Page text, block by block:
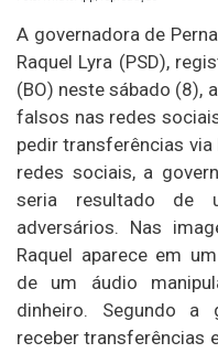
A governadora de
Raquel Lyra (PSD),
(BO) neste sábado (8),
falsos nas redes
pedir transferências via
redes sociais, a
seria resultado de
adversários. Nas
Raquel aparece em
de um áudio
dinheiro. Segundo a
receber transferências